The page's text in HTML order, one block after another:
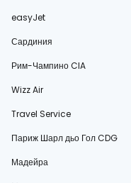
easyJet
Сардиния
Рим-Чампино CIA
Wizz Air
Travel Service
Париж Шарл дьо Гол CDG
Мадейра